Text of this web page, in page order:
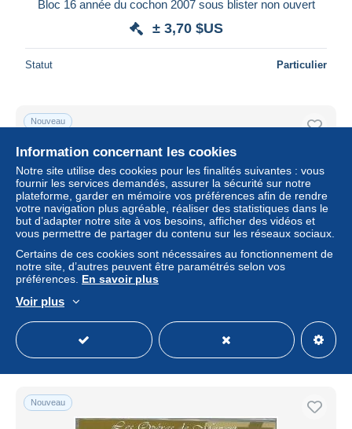
Bloc 16 année du cochon 2007 sous blister non ouvert
± 3,70 $US
Statut Particulier
Nouveau
Bloc 14 Nancy 2005 sous blister non ouvert
Particulier
Nouveau
Information concernant les cookies
Notre site utilise des cookies pour les finalités suivantes : vous
fournir les services demandés, assurer la sécurité sur notre
plateforme, garder en mémoire vos préférences afin de rendre
votre navigation plus agréable, réaliser des statistiques dans le
but d’adapter notre site à vos besoins, afficher des vidéos et
vous permettre de partager du contenu sur les réseaux sociaux.
Certains de ces cookies sont nécessaires au fonctionnement de
notre site, d’autres peuvent être paramétrés selon vos
préférences. En savoir plus
Voir plus